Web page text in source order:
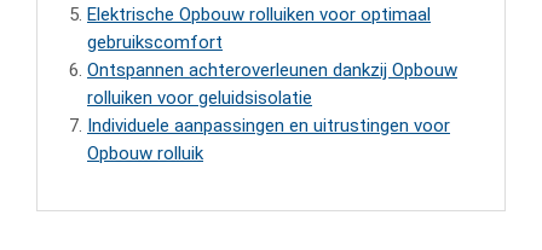
Elektrische Opbouw rolluiken voor optimaal
gebruikscomfort
Ontspannen achteroverleunen dankzij Opbouw
rolluiken voor geluidsisolatie
Individuele aanpassingen en uitrustingen voor
Opbouw rolluik